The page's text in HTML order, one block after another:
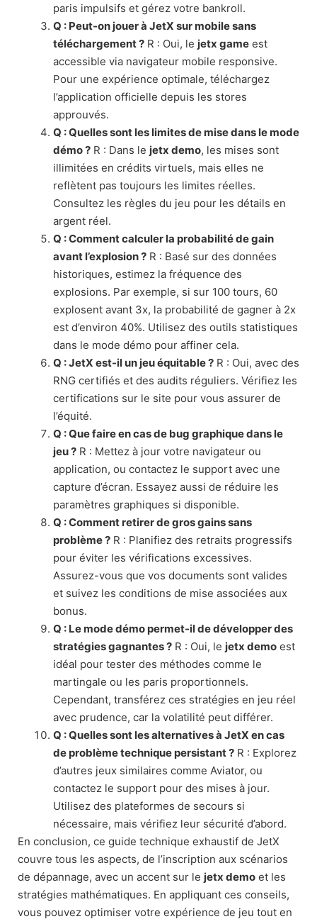
paris impulsifs et gérez votre bankroll.
Q : Peut-on jouer à JetX sur mobile sans
téléchargement ? R : Oui, le jetx game est
accessible via navigateur mobile responsive.
Pour une expérience optimale, téléchargez
l’application officielle depuis les stores
approuvés.
Q : Quelles sont les limites de mise dans le mode
démo ? R : Dans le jetx demo, les mises sont
illimitées en crédits virtuels, mais elles ne
reflètent pas toujours les limites réelles.
Consultez les règles du jeu pour les détails en
argent réel.
Q : Comment calculer la probabilité de gain
avant l’explosion ? R : Basé sur des données
historiques, estimez la fréquence des
explosions. Par exemple, si sur 100 tours, 60
explosent avant 3x, la probabilité de gagner à 2x
est d’environ 40%. Utilisez des outils statistiques
dans le mode démo pour affiner cela.
Q : JetX est-il un jeu équitable ? R : Oui, avec des
RNG certifiés et des audits réguliers. Vérifiez les
certifications sur le site pour vous assurer de
l’équité.
Q : Que faire en cas de bug graphique dans le
jeu ? R : Mettez à jour votre navigateur ou
application, ou contactez le support avec une
capture d’écran. Essayez aussi de réduire les
paramètres graphiques si disponible.
Q : Comment retirer de gros gains sans
problème ? R : Planifiez des retraits progressifs
pour éviter les vérifications excessives.
Assurez-vous que vos documents sont valides
et suivez les conditions de mise associées aux
bonus.
Q : Le mode démo permet-il de développer des
stratégies gagnantes ? R : Oui, le jetx demo est
idéal pour tester des méthodes comme le
martingale ou les paris proportionnels.
Cependant, transférez ces stratégies en jeu réel
avec prudence, car la volatilité peut différer.
Q : Quelles sont les alternatives à JetX en cas
de problème technique persistant ? R : Explorez
d’autres jeux similaires comme Aviator, ou
contactez le support pour des mises à jour.
Utilisez des plateformes de secours si
nécessaire, mais vérifiez leur sécurité d’abord.
En conclusion, ce guide technique exhaustif de JetX
couvre tous les aspects, de l’inscription aux scénarios
de dépannage, avec un accent sur le jetx demo et les
stratégies mathématiques. En appliquant ces conseils,
vous pouvez optimiser votre expérience de jeu tout en